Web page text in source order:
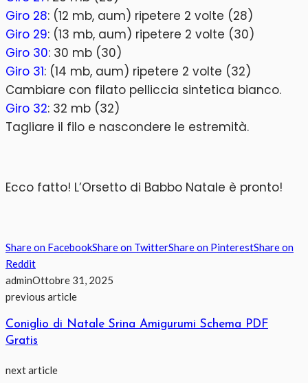
Giro 28: (12 mb, aum) ripetere 2 volte (28)
Giro 29: (13 mb, aum) ripetere 2 volte (30)
Giro 30: 30 mb (30)
Giro 31: (14 mb, aum) ripetere 2 volte (32)
Cambiare con filato pelliccia sintetica bianco.
Giro 32: 32 mb (32)
Tagliare il filo e nascondere le estremità.
Ecco fatto! L’Orsetto di Babbo Natale è pronto!
Share on FacebookShare on TwitterShare on PinterestShare on
Reddit
adminOttobre 31, 2025
previous article
Coniglio di Natale Srina Amigurumi Schema PDF
Gratis
next article